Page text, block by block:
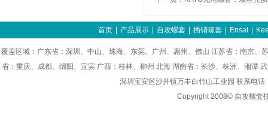
首页 产品展示 自攻螺套 插销螺套 Ensat
覆盖区域：广东省：深圳、中山、珠海、东莞、广州、惠州、佛山 江苏省：南京
省：重庆、成都、绵阳、宜宾 广西：桂林、柳州 北海 湖南省：长沙、株洲、湘潭
深圳宝安区沙井镇万丰白竹山工业园 联系
Copyright 2008© 自攻螺套